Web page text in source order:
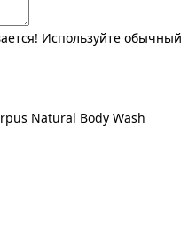
Используйте обычный
Natural Body Wash